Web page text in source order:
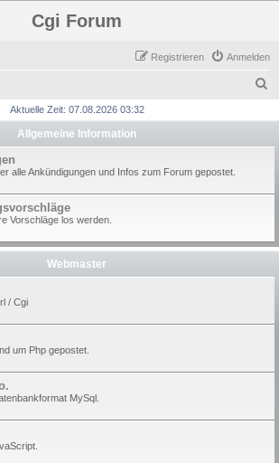
Cgi Forum
Anmelden
Registrieren
h
Aktuelle Zeit: 07.08.2026 03:32
Allgemeine Information
alle Ankündigungen und Infos zum Forum gepostet.
Vorschläge los werden.
Webmaster
/ Cgi
um Php gepostet.
MySql.